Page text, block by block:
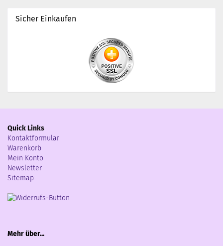
Sicher Einkaufen
Quick Links
Kontaktformular
Warenkorb
Mein Konto
Newsletter
Sitemap
Mehr über...